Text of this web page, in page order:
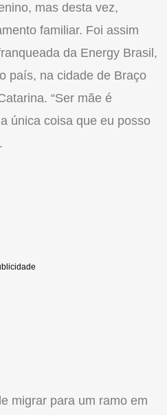
mas desta vez,
familiar. Foi assim
da Energy Brasil,
país, na cidade de Braço
“Ser mãe é
única coisa que eu posso
migrar para um ramo em